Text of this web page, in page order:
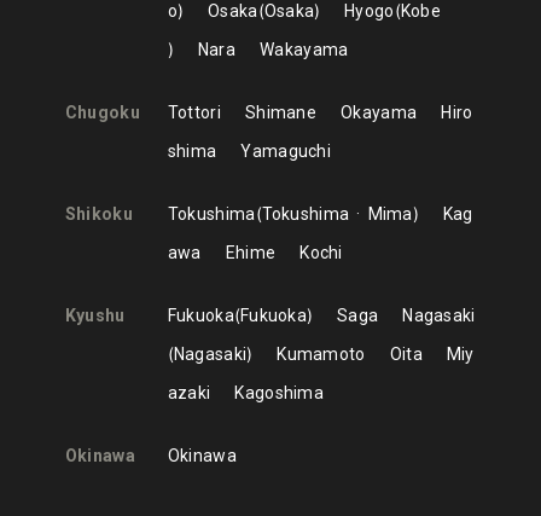
o
Osaka Osaka Hyogo Kobe
Nara
Wakayama
Chugoku Tottori Shimane Okayama
Hiro
shima
Yamaguchi
Shikoku Tokushima Tokushima Mima
Kag
awa
Ehime Kochi
Kyushu Fukuoka Fukuoka Saga
Nagasaki
Nagasaki
Kumamoto Oita
Miy
azaki
Kagoshima
Okinawa Okinawa